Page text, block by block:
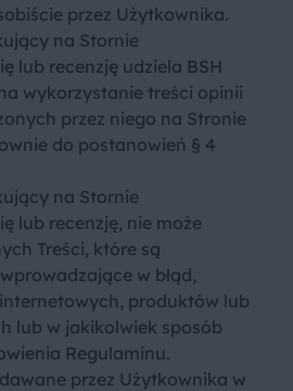
przez Użytkownika.
na Stornie
lub recenzję udziela BSH
wykorzystanie treści opinii
przez niego na Stronie
do postanowień § 4
na Stornie
lub recenzję, nie może
Treści, które są
w błąd,
produktów lub
lub w jakikolwiek sposób
Regulaminu.
przez Użytkownika w